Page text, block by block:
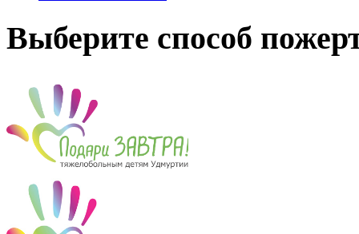
Выберите способ